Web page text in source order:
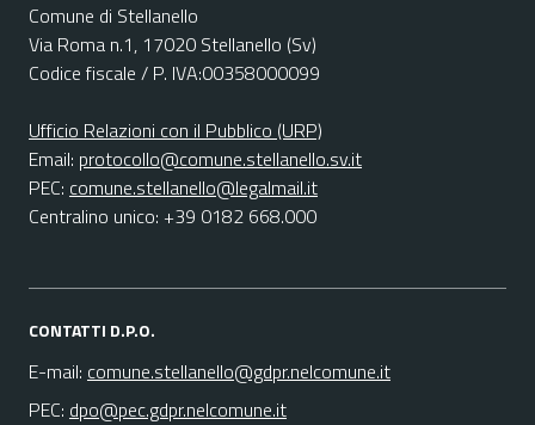
Comune di Stellanello
Via Roma n.1, 17020 Stellanello (Sv)
Codice fiscale / P. IVA:00358000099
Ufficio Relazioni con il Pubblico (URP)
Email: protocollo@comune.stellanello.sv.it
PEC: comune.stellanello@legalmail.it
Centralino unico: +39 0182 668.000
CONTATTI D.P.O.
E-mail: comune.stellanello@gdpr.nelcomune.it
PEC: dpo@pec.gdpr.nelcomune.it